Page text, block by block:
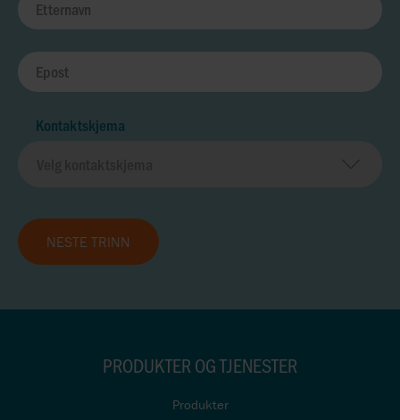
Kontaktskjema
NESTE TRINN
PRODUKTER OG TJENESTER
Produkter